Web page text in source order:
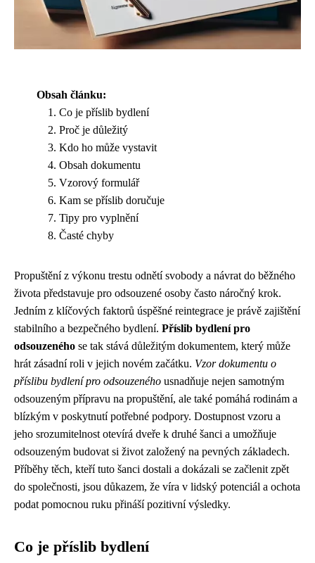
Obsah článku:
Co je příslib bydlení
Proč je důležitý
Kdo ho může vystavit
Obsah dokumentu
Vzorový formulář
Kam se příslib doručuje
Tipy pro vyplnění
Časté chyby
Propuštění z výkonu trestu odnětí svobody a návrat do běžného
života představuje pro odsouzené osoby často náročný krok.
Jedním z klíčových faktorů úspěšné reintegrace je právě zajištění
stabilního a bezpečného bydlení. Příslib bydlení pro
odsouzeného se tak stává důležitým dokumentem, který může
hrát zásadní roli v jejich novém začátku. Vzor dokumentu o
příslibu bydlení pro odsouzeného usnadňuje nejen samotným
odsouzeným přípravu na propuštění, ale také pomáhá rodinám a
blízkým v poskytnutí potřebné podpory. Dostupnost vzoru a
jeho srozumitelnost otevírá dveře k druhé šanci a umožňuje
odsouzeným budovat si život založený na pevných základech.
Příběhy těch, kteří tuto šanci dostali a dokázali se začlenit zpět
do společnosti, jsou důkazem, že víra v lidský potenciál a ochota
podat pomocnou ruku přináší pozitivní výsledky.
Co je příslib bydlení